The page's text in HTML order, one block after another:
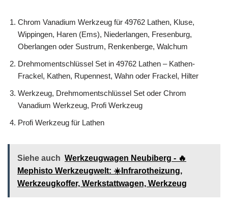
Chrom Vanadium Werkzeug für 49762 Lathen, Kluse,
Wippingen, Haren (Ems), Niederlangen, Fresenburg,
Oberlangen oder Sustrum, Renkenberge, Walchum
Drehmomentschlüssel Set in 49762 Lathen – Kathen-
Frackel, Kathen, Rupennest, Wahn oder Frackel, Hilter
Werkzeug, Drehmomentschlüssel Set oder Chrom
Vanadium Werkzeug, Profi Werkzeug
Profi Werkzeug für Lathen
Siehe auch Werkzeugwagen Neubiberg - 🔥
Mephisto Werkzeugwelt: ☀️Infrarotheizung,
Werkzeugkoffer, Werkstattwagen, Werkzeug